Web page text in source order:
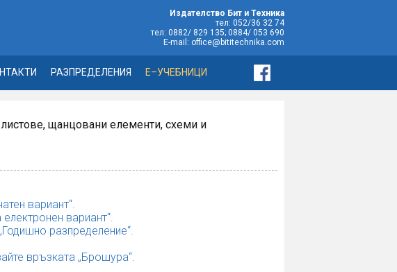
Издателство Бит и Техника
тел: 052/36 32 74
тел: 0882/ 829 135; 0884/ 053 690
E-mail: office@bititechnika.com
РАЗПРЕДЕЛЕНИЯ Е–УЧЕБНИЦИ
листове, щанцовани елементи, схеми и
вариант“.
вариант“.
разпределение“.
връзката „Брошура“.